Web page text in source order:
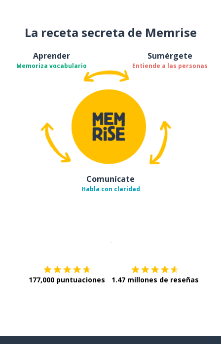
La receta secreta de Memrise
Aprender
Memoriza vocabulario
Sumérgete
Entiende a las personas
Comunícate
Habla con claridad
177,000 puntuaciones 1.47 millones de reseñas